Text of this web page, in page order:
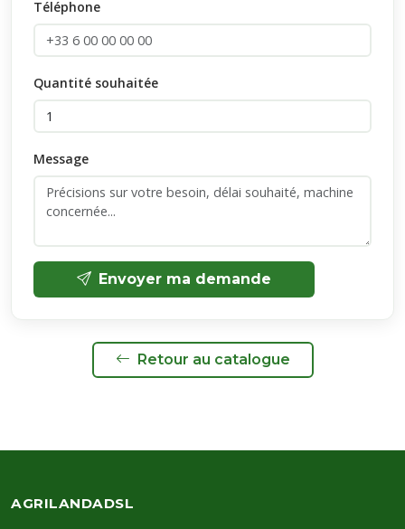
Téléphone
Quantité souhaitée
Message
Envoyer ma demande
Retour au catalogue
AGRILANDADSL